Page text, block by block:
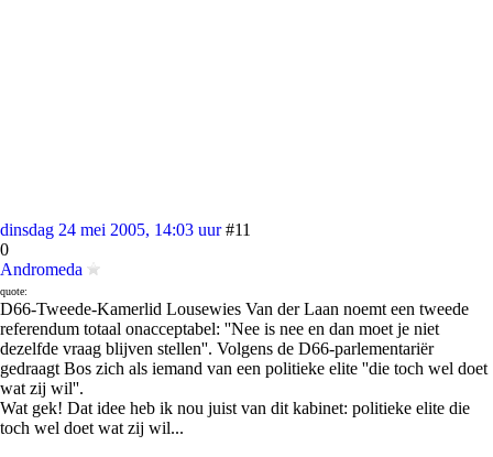
dinsdag 24 mei 2005, 14:03 uur #11
0
Andromeda
quote:
D66-Tweede-Kamerlid Lousewies Van der Laan noemt een tweede
referendum totaal onacceptabel: ''Nee is nee en dan moet je niet
dezelfde vraag blijven stellen''. Volgens de D66-parlementariër
gedraagt Bos zich als iemand van een politieke elite ''die toch wel doet
wat zij wil''.
Wat gek! Dat idee heb ik nou juist van dit kabinet: politieke elite die
toch wel doet wat zij wil...